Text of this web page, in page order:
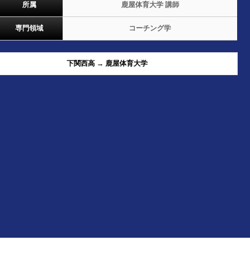
所属 鹿屋体育大学 講師
専門領域 コーチング学
下関西高 → 鹿屋体育大学